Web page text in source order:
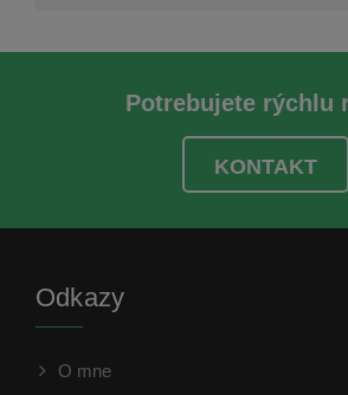
Potrebujete rýchlu
KONTAKT
Odkazy
O mne